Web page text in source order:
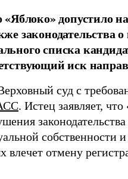
допустило
законодательства
списка
иск
суд с
. Истец заявляет,
собственности
влечет отмену